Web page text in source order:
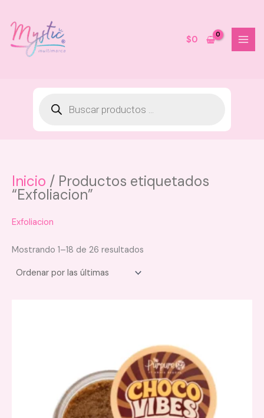
contenido
$0
Inicio / Productos etiquetados
“Exfoliacion”
Exfoliacion
Mostrando 1–18 de 26 resultados